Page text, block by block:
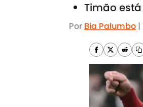
Timão
Por Bia Palumbo |